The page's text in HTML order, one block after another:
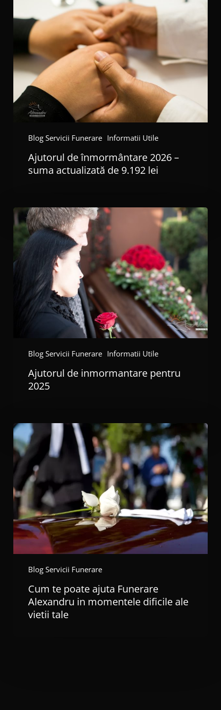
Blog Servicii Funerare Informatii Utile
înmormântare
2026
suma
actualizată
de
9.192
lei
Ajutorul de înmormântare 2026 –
suma actualizată de 9.192 lei
Blog Servicii Funerare Informatii Utile
Ajutorul
de
inmormantare
pentru
2025
Ajutorul de inmormantare pentru
2025
Blog Servicii Funerare
Cum
te
poate
ajuta
Funerare
Alexandru
in
momentele
dificile
ale
vietii
Cum te poate ajuta Funerare
Alexandru in momentele dificile ale
vietii tale